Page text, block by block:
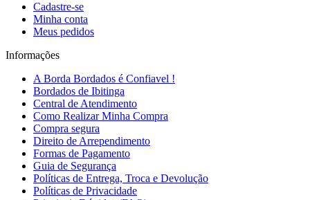
Cadastre-se
Minha conta
Meus pedidos
Informações
A Borda Bordados é Confiavel !
Bordados de Ibitinga
Central de Atendimento
Como Realizar Minha Compra
Compra segura
Direito de Arrependimento
Formas de Pagamento
Guia de Segurança
Políticas de Entrega, Troca e Devolução
Políticas de Privacidade